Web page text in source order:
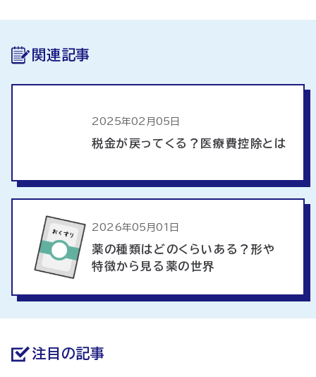
関連記事
税金が戻ってくる？医療費控除とは
2025年02月05日
薬の種類はどのくらいある？形や
特徴から見る薬の世界
2026年05月01日
注目の記事